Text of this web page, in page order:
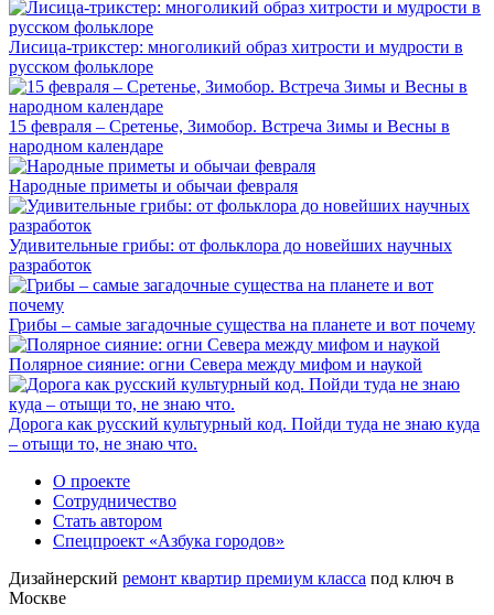
Лисица-трикстер: многоликий образ хитрости и мудрости в
русском фольклоре
15 февраля – Сретенье, Зимобор. Встреча Зимы и Весны в
народном календаре
Народные приметы и обычаи февраля
Удивительные грибы: от фольклора до новейших научных
разработок
Грибы – самые загадочные существа на планете и вот почему
Полярное сияние: огни Севера между мифом и наукой
Дорога как русский культурный код. Пойди туда не знаю куда
– отыщи то, не знаю что.
О проекте
Сотрудничество
Стать автором
Спецпроект «Азбука городов»
Дизайнерский ремонт квартир премиум класса под ключ в
Москве